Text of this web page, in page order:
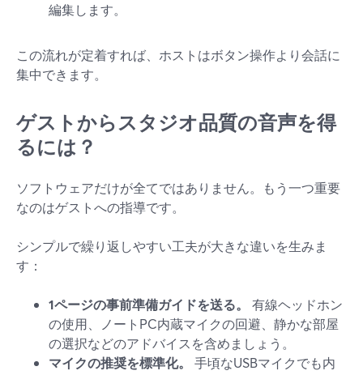
編集します。
この流れが定着すれば、ホストはボタン操作より会話に
集中できます。
ゲストからスタジオ品質の音声を得
るには？
ソフトウェアだけが全てではありません。もう一つ重要
なのはゲストへの指導です。
シンプルで繰り返しやすい工夫が大きな違いを生みま
す：
1ページの事前準備ガイドを送る。
有線ヘッドホン
の使用、ノートPC内蔵マイクの回避、静かな部屋
の選択などのアドバイスを含めましょう。
マイクの推奨を標準化。
手頃なUSBマイクでも内